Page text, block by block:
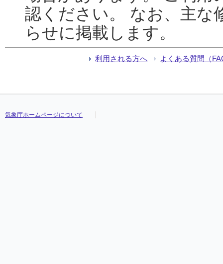
認ください。 なお、主な
らせに掲載します。
利用される方へ よくある質問（
気象庁ホームページについて